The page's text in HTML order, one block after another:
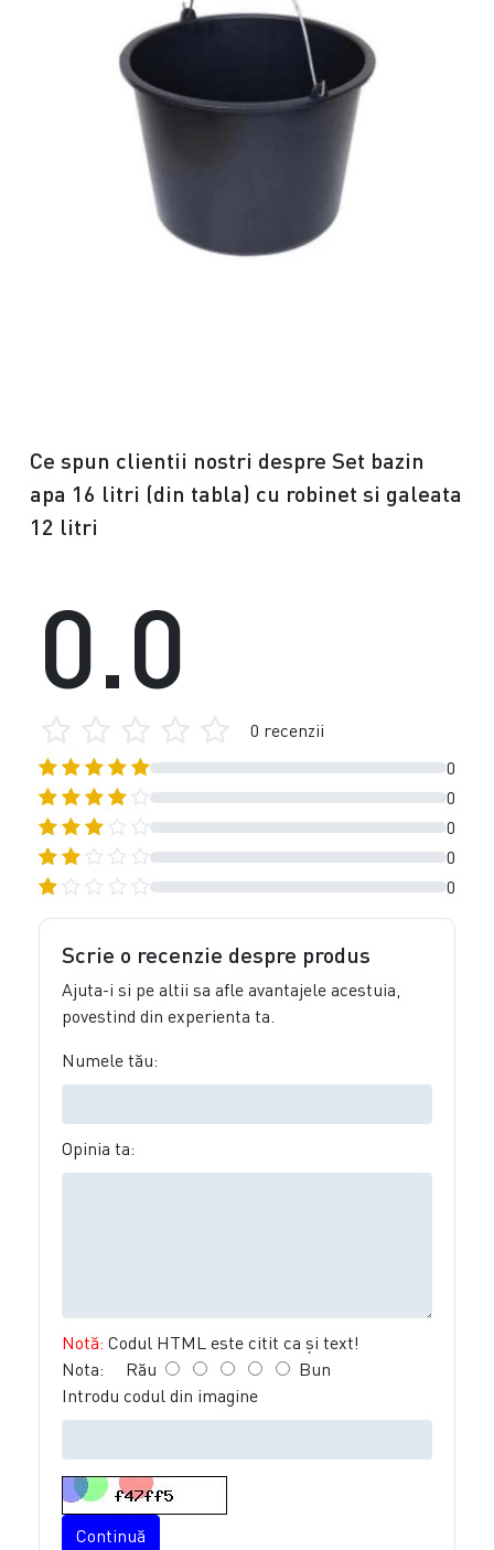
Ce spun clientii nostri despre Set bazin
apa 16 litri (din tabla) cu robinet si galeata
12 litri
0
0
0
0
0
0.0
0 recenzii
Scrie o recenzie despre produs
Ajuta-i si pe altii sa afle avantajele acestuia,
povestind din experienta ta.
Numele tău:
Opinia ta:
Notă: Codul HTML este citit ca şi text!
Nota: Rău
Bun
Introdu codul din imagine
Continuă